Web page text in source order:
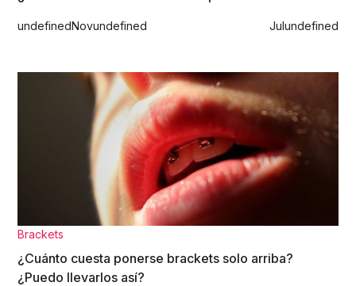
undefinedNovundefined Julundefined
Brackets
¿Cuánto cuesta ponerse brackets solo arriba?
¿Puedo llevarlos así?